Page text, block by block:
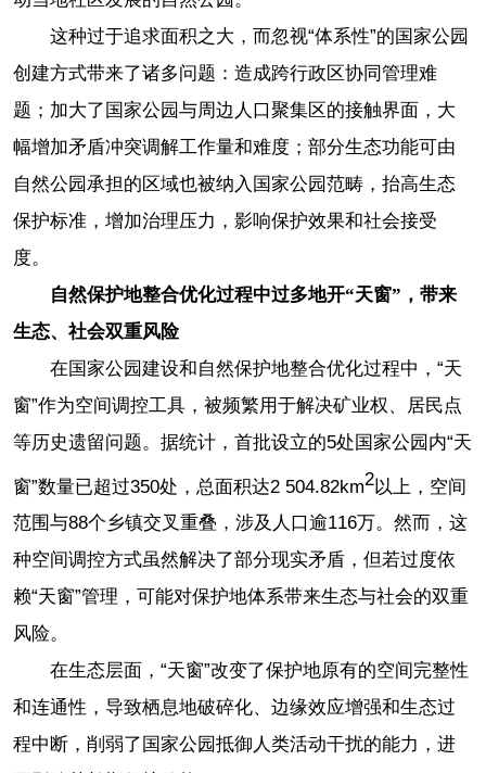
这种过于追求面积之大，而忽视“体系性”的国家公园
创建方式带来了诸多问题：造成跨行政区协同管理难
题；加大了国家公园与周边人口聚集区的接触界面，大
幅增加矛盾冲突调解工作量和难度；部分生态功能可由
自然公园承担的区域也被纳入国家公园范畴，抬高生态
保护标准，增加治理压力，影响保护效果和社会接受
度。
自然保护地整合优化过程中过多地开“天窗”，带来
生态、社会双重风险
在国家公园建设和自然保护地整合优化过程中，“天
窗”作为空间调控工具，被频繁用于解决矿业权、居民点
等历史遗留问题。据统计，首批设立的5处国家公园内“天
窗”数量已超过350处，总面积达2 504.82km2以上，空间
范围与88个乡镇交叉重叠，涉及人口逾116万。然而，这
种空间调控方式虽然解决了部分现实矛盾，但若过度依
赖“天窗”管理，可能对保护地体系带来生态与社会的双重
风险。
在生态层面，“天窗”改变了保护地原有的空间完整性
和连通性，导致栖息地破碎化、边缘效应增强和生态过
程中断，削弱了国家公园抵御人类活动干扰的能力，进